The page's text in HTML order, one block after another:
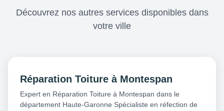
Découvrez nos autres services disponibles dans
votre ville
Réparation Toiture à Montespan
Expert en Réparation Toiture à Montespan dans le
département Haute-Garonne Spécialiste en réfection de